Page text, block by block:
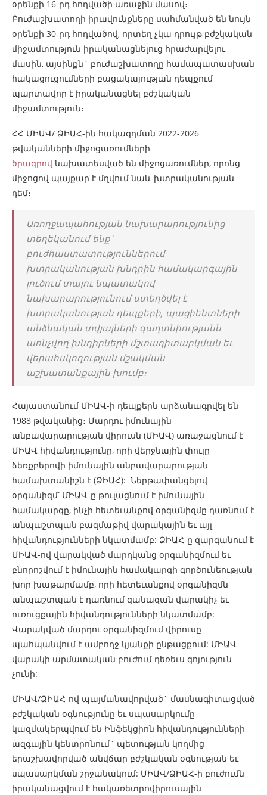
օրենքի 16-րդ հոդվածի առաջին մասով։
Բուժաշխատողի իրավունքները սահմանված են նույն
օրենքի 30-րդ հոդվածով, որտեղ չկա դրույթ բժշկական
միջամտություն իրականացնելուց հրաժարվելու
մասին, այսինքն` բուժաշխատողը համապատասխան
հակացուցումների բացակայության դեպքում
պարտավոր է իրականացնել բժշկական
միջամտություն։
ՀՀ ՄԻԱՎ/ ՁԻԱՀ-ին հակազդման 2022-2026
թվականների միջոցառումների
ծրագրով նախատեսված են միջոցառումներ, որոնց
միջոցով պայքար է մղվում նաև խտրականության
դեմ։
Առողջապահության նախարարությունից
տեղեկանում ենք՝
բուժհաստատություններում
խտրականության խնդրին համակարգային
լուծում տալու նպատակով
նախարարությունում ստեղծվել է
խտրականության դեպքերի, պացիենտների
անձնական տվյալների գաղտնիությանն
առնչվող խնդիրների մշտադիտարկման եւ
վերահսկողության մշակման
աշխատանքային խումբ։
Հայաստանում ՄԻԱՎ-ի դեպքերն արձանագրվել են
1988 թվականից։ Մարդու իմունային
անբավարարության վիրուսն (ՄԻԱՎ) առաջացնում է
ՄԻԱՎ հիվանդությունը, որի վերջնային փուլը
ձեռքբերովի իմունային անբավարարության
համախտանիշն է (ՁԻԱՀ): Ներթափանցելով
օրգանիզմ՝ ՄԻԱՎ-ը թուլացնում է իմունային
համակարգը, ինչի հետեւանքով օրգանիզմը դառնում է
անպաշտպան բազմաթիվ վարակային եւ այլ
հիվանդությունների նկատմամբ: ՁԻԱՀ-ը զարգանում է
ՄԻԱՎ-ով վարակված մարդկանց օրգանիզմում եւ
բնորոշվում է իմունային համակարգի գործունեության
խոր խաթարմամբ, որի հետեւանքով օրգանիզմն
անպաշտպան է դառնում զանազան վարակիչ եւ
ուռուցքային հիվանդությունների նկատմամբ:
Վարակված մարդու օրգանիզմում վիրուսը
պահպանվում է ամբողջ կյանքի ընթացքում: ՄԻԱՎ
վարակի արմատական բուժում դեռեւս գոյություն
չունի:
ՄԻԱՎ/ՁԻԱՀ-ով պայմանավորված` մասնագիտացված
բժշկական օգնությունը եւ սպասարկումը
կազմակերպվում են Ինֆեկցիոն հիվանդությունների
ազգային կենտրոնում` պետության կողմից
երաշխավորված անվճար բժշկական օգնության եւ
սպասարկման շրջանակում: ՄԻԱՎ/ՁԻԱՀ-ի բուժումն
իրականացվում է հակառետրովիրուսային